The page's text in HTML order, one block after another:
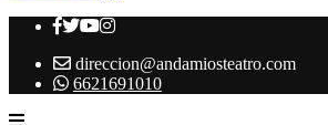
direccion@andamiosteatro.com
6621691010